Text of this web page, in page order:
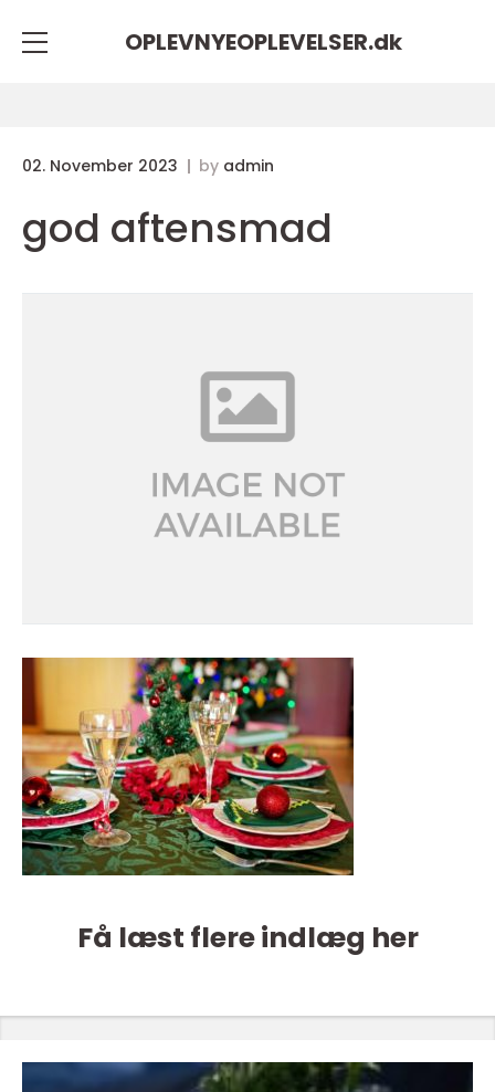
OPLEVNYEOPLEVELSER.dk
02. November 2023 by admin
god aftensmad
Få læst flere indlæg her